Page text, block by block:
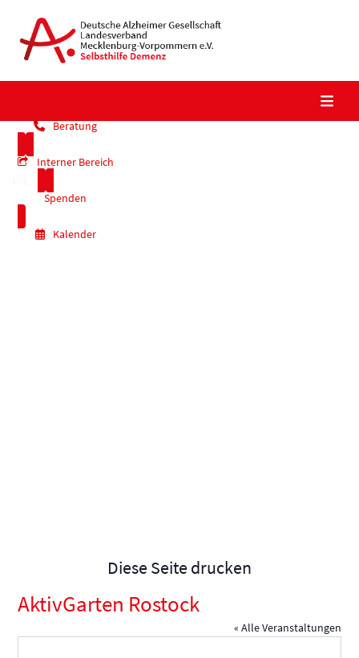
content
Beratung
Interner Bereich
Spenden
Kalender
Diese Seite drucken
AktivGarten Rostock
« Alle Veranstaltungen